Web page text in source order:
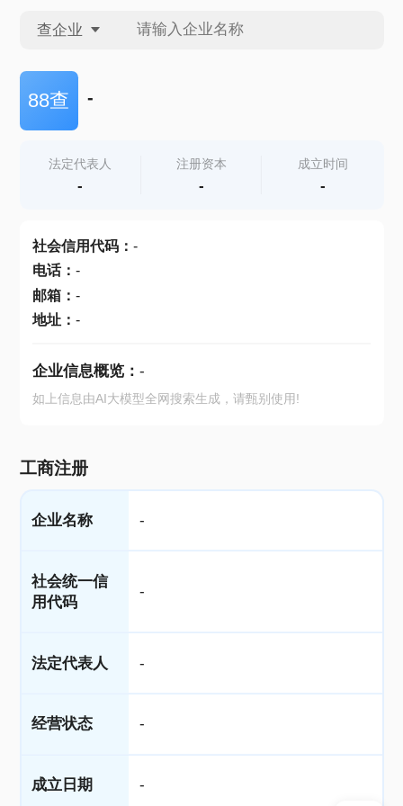
查企业
查企业
查产地
88查 -
法定代表人
-
注册资本
-
成立时间
-
社会信用代码： -
电话： -
邮箱： -
地址： -
企业信息概览： -
如上信息由AI大模型全网搜索生成，请甄别使用!
工商注册
企业名称 -
社会统一信
用代码
-
法定代表人 -
经营状态 -
成立日期 -